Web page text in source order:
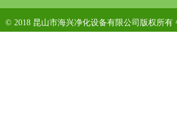
© 2018 昆山市海兴净化设备有限公司版权所有